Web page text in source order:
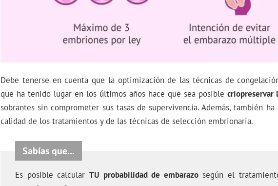
Debe tenerse en cuenta que la optimización de las técnicas de
que ha tenido lugar en los últimos años hace que sea posible criopreservar
sobrantes sin comprometer sus tasas de supervivencia. Además, también
calidad de los tratamientos y de las técnicas de selección embrionaria.
Es posible calcular TU probabilidad de embarazosegún el